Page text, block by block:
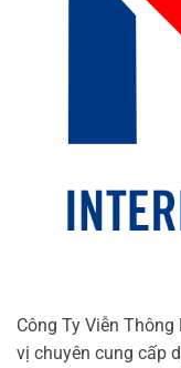
Công Ty Viễn
vị chuyên cung cấp